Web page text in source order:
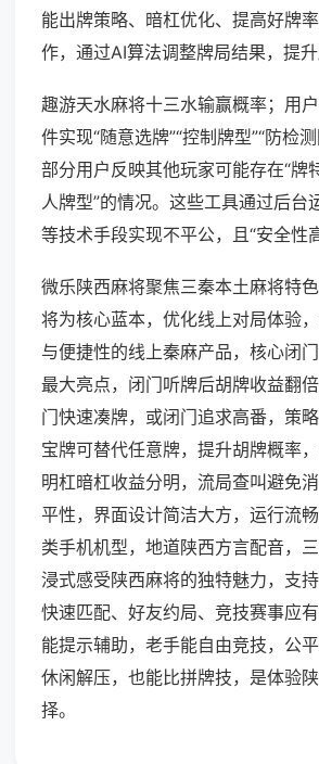
能出牌策略、暗杠优化、提高好牌
作，通过AI算法调整牌局结果，提升
趣游天水麻将十三水输赢概率；用
件实现“随意选牌”“控制牌型”“防检测
部分用户反映其他玩家可能存在“牌
人牌型”的情况。这些工具通过后台
等技术手段实现不平公，且“安全性高
微乐陕西麻将聚焦三秦本土麻将特
将为核心蓝本，优化线上对局体验
与便捷性的线上秦麻产品，核心闭
最大亮点，闭门听牌后胡牌收益翻
门快速凑牌，或闭门追求高番，策略
宝牌可替代任意牌，提升胡牌概率，
明杠暗杠收益分明，流局查叫避免
平性，界面设计简洁大方，运行流
类手机机型，地道陕西方言配音，
浸式感受陕西麻将的独特魅力，支持
快速匹配、好友约局、竞技赛事应
能提示辅助，老手能自由竞技，公
休闲解压，也能比拼牌技，是体验
择。